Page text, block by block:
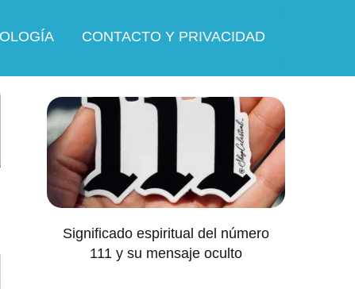
CONTACTO Y PRIVACIDAD
Significado espiritual del número
111 y su mensaje oculto